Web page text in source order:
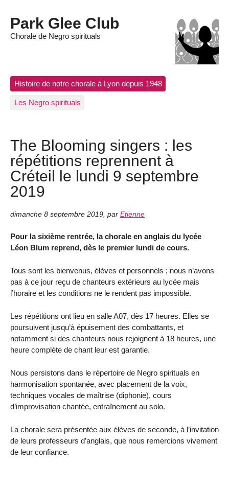
Park Glee Club
Chorale de Negro spirituals
Histoire de notre chorale à Lyon depuis 1948
Les Negro spirituals
The Blooming singers : les
répétitions reprennent à
Créteil le lundi 9 septembre
2019
dimanche 8 septembre 2019 par Etienne
Pour la sixième rentrée, la chorale en anglais du lycée
Léon Blum reprend, dès le premier lundi de cours.
Tous sont les bienvenus, élèves et personnels ; nous n’avons
pas à ce jour reçu de chanteurs extérieurs au lycée mais
l’horaire et les conditions ne le rendent pas impossible.
Les répétitions ont lieu en salle A07, dès 17 heures. Elles se
poursuivent jusqu’à épuisement des combattants, et
notamment si des chanteurs nous rejoignent à 18 heures, une
heure complète de chant leur est garantie.
Nous persistons dans le répertoire de Negro spirituals en
harmonisation spontanée, avec placement de la voix,
techniques vocales de maîtrise (diphonie), cours
d’improvisation chantée, entraînement au solo.
La chorale sera présentée aux élèves de seconde, à l’invitation
de leurs professeurs d’anglais, que nous remercions vivement
de leur confiance.